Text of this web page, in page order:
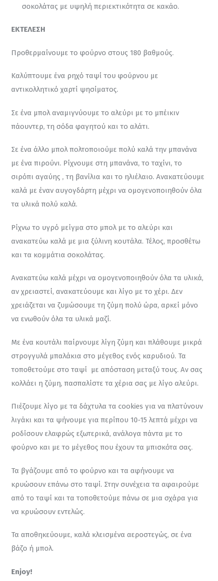
σοκολάτας με υψηλή περιεκτικότητα σε κακάο.
ΕΚΤΕΛΕΣΗ
Προθερμαίνουμε το φούρνο στους 180 βαθμούς.
Καλύπτουμε ένα ρηχό ταψί του φούρνου με
αντικολλητικό χαρτί ψησίματος.
Σε ένα μπολ αναμιγνύουμε το αλεύρι με το μπέικιν
πάουντερ, τη σόδα φαγητού και το αλάτι.
Σε ένα άλλο μπολ πολτοποιούμε πολύ καλά την μπανάνα
με ένα πιρούνι. Ρίχνουμε στη μπανάνα, το ταχίνι, το
σιρόπι αγαύης , τη βανίλια και το ηλιέλαιο. Ανακατεύουμε
καλά με έναν αυγογδάρτη μέχρι να ομογενοποιηθούν όλα
τα υλικά πολύ καλά.
Ρίχνω το υγρό μείγμα στο μπολ με το αλεύρι και
ανακατεύω καλά με μια ξύλινη κουτάλα. Τέλος, προσθέτω
και τα κομμάτια σοκολάτας.
Ανακατεύω καλά μέχρι να ομογενοποιηθούν όλα τα υλικά,
αν χρειαστεί, ανακατεύουμε και λίγο με το χέρι. Δεν
χρειάζεται να ζυμώσουμε τη ζύμη πολύ ώρα, αρκεί μόνο
να ενωθούν όλα τα υλικά μαζί.
Με ένα κουτάλι παίρνουμε λίγη ζύμη και πλάθουμε μικρά
στρογγυλά μπαλάκια στο μέγεθος ενός καρυδιού. Τα
τοποθετούμε στο ταψί  με απόσταση μεταξύ τους. Αν σας
κολλάει η ζύμη, πασπαλίστε τα χέρια σας με λίγο αλεύρι.
Πιέζουμε λίγο με τα δάχτυλα τα cookies για να πλατύνουν
λιγάκι και τα ψήνουμε για περίπου 10-15 λεπτά μέχρι να
ροδίσουν ελαφρώς εξωτερικά, ανάλογα πάντα με το
φούρνο και με το μέγεθος που έχουν τα μπισκότα σας.
Τα βγάζουμε από το φούρνο και τα αφήνουμε να
κρυώσουν επάνω στο ταψί. Στην συνέχεια τα αφαιρούμε
από το ταψί και τα τοποθετούμε πάνω σε μια σχάρα για
να κρυώσουν εντελώς.
Τα αποθηκεύουμε, καλά κλεισμένα αεροστεγώς, σε ένα
βάζο ή μπολ.
Enjoy!